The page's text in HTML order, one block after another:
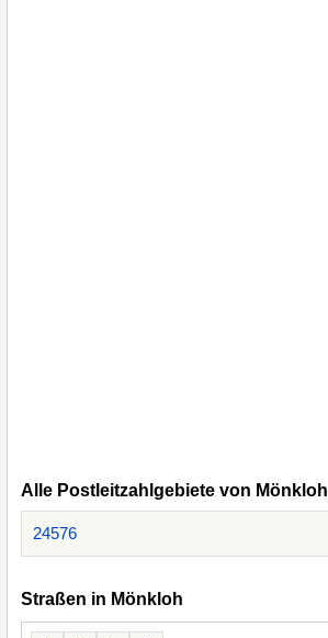
Alle Postleitzahlgebiete von Mönkloh
24576
Straßen in Mönkloh